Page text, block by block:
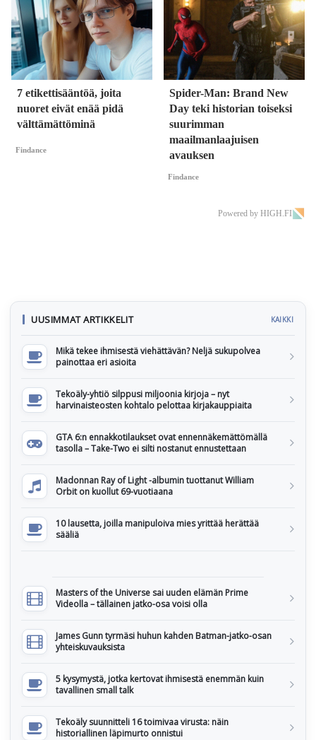
7 etikettisääntöä, joita
nuoret eivät enää pidä
välttämättöminä
Findance
Spider-Man: Brand New
Day teki historian toiseksi
suurimman
maailmanlaajuisen
avauksen
Findance
Powered by HIGH.FI
UUSIMMAT ARTIKKELIT KAIKKI
Mikä tekee ihmisestä viehättävän? Neljä sukupolvea
painottaa eri asioita
Tekoäly-yhtiö silppusi miljoonia kirjoja – nyt
harvinaisteosten kohtalo pelottaa kirjakauppiaita
GTA 6:n ennakkotilaukset ovat ennennäkemättömällä
tasolla – Take-Two ei silti nostanut ennustettaan
Madonnan Ray of Light -albumin tuottanut William
Orbit on kuollut 69-vuotiaana
10 lausetta, joilla manipuloiva mies yrittää herättää
sääliä
Masters of the Universe sai uuden elämän Prime
Videolla – tällainen jatko-osa voisi olla
James Gunn tyrmäsi huhun kahden Batman-jatko-osan
yhteiskuvauksista
5 kysymystä, jotka kertovat ihmisestä enemmän kuin
tavallinen small talk
Tekoäly suunnitteli 16 toimivaa virusta: näin
historiallinen läpimurto onnistui